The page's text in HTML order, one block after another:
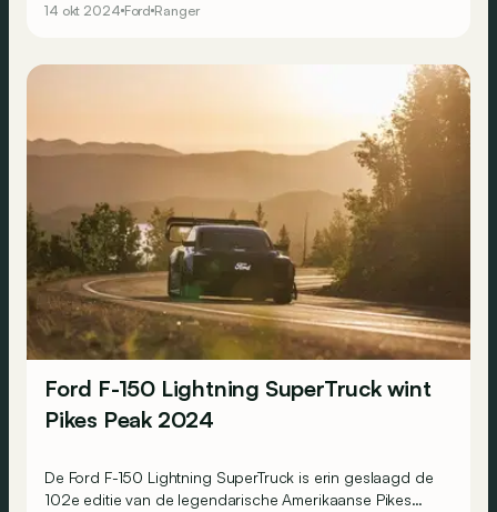
14 okt 2024 Ford Ranger
Ford F-150 Lightning SuperTruck wint
Pikes Peak 2024
De Ford F-150 Lightning SuperTruck is erin geslaagd de
102e editie van de legendarische Amerikaanse Pikes